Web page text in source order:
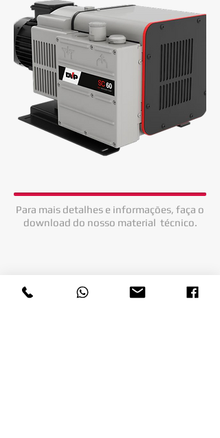
Para mais detalhes e informações, faça o
download do nosso material técnico.